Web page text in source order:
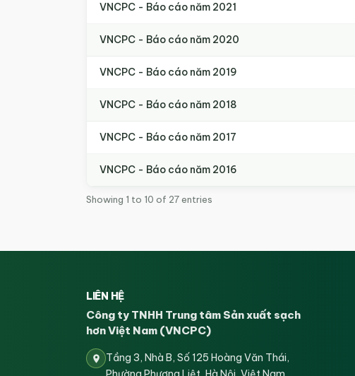
VNCPC - Báo cáo năm 2021
VNCPC - Báo cáo năm 2020
VNCPC - Báo cáo năm 2019
VNCPC - Báo cáo năm 2018
VNCPC - Báo cáo năm 2017
VNCPC - Báo cáo năm 2016
Showing 1 to 10 of 27 entries
LIÊN HỆ
Công ty TNHH Trung tâm Sản xuất sạch
hơn Việt Nam (VNCPC)
Tầng 3, Nhà B, Số 125 Hoàng Văn Thái,